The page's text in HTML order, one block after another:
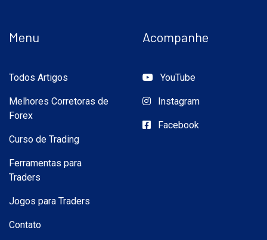
Menu
Todos Artigos
Melhores Corretoras de
Forex
Curso de Trading
Ferramentas para
Traders
Jogos para Traders
Contato
Acompanhe
YouTube
Instagram
Facebook